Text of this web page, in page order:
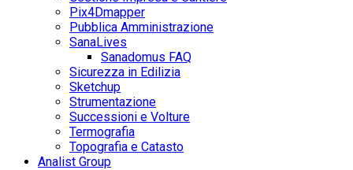
Pix4Dmapper
Pubblica Amministrazione
SanaLives
Sanadomus FAQ
Sicurezza in Edilizia
Sketchup
Strumentazione
Successioni e Volture
Termografia
Topografia e Catasto
Analist Group